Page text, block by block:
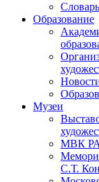
Образование
Музеи
МВК
С.Т.